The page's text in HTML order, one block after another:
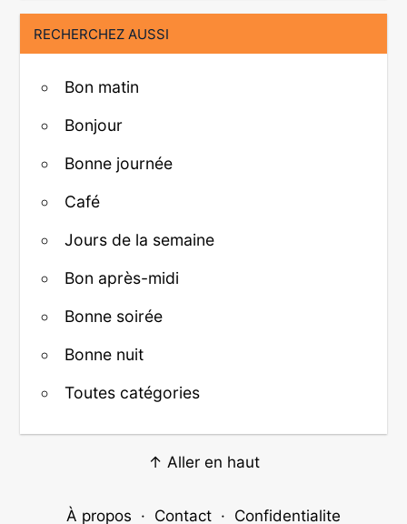
RECHERCHEZ AUSSI
Bon matin
Bonjour
Bonne journée
Café
Jours de la semaine
Bon après-midi
Bonne soirée
Bonne nuit
Toutes catégories
↑ Aller en haut
À propos · Contact · Confidentialite